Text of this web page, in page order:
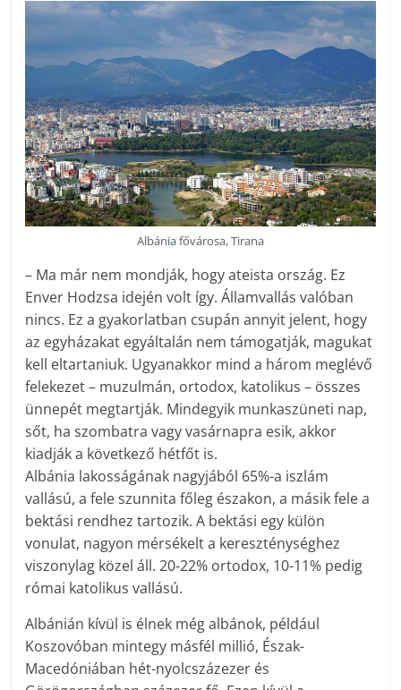
Albánia fővárosa, Tirana
– Ma már nem mondják, hogy ateista ország. Ez
Enver Hodzsa idején volt így. Államvallás valóban
nincs. Ez a gyakorlatban csupán annyit jelent, hogy
az egyházakat egyáltalán nem támogatják, magukat
kell eltartaniuk. Ugyanakkor mind a három meglévő
felekezet – muzulmán, ortodox, katolikus – összes
ünnepét megtartják. Mindegyik munkaszüneti nap,
sőt, ha szombatra vagy vasárnapra esik, akkor
kiadják a következő hétfőt is.
Albánia lakosságának nagyjából 65%-a iszlám
vallású, a fele szunnita főleg északon, a másik fele a
bektási rendhez tartozik. A bektási egy külön
vonulat, nagyon mérsékelt a kereszténységhez
viszonylag közel áll. 20-22% ortodox, 10-11% pedig
római katolikus vallású.
Albánián kívül is élnek még albánok, például
Koszovóban mintegy másfél millió, Észak-
Macedóniában hét-nyolcszázezer és